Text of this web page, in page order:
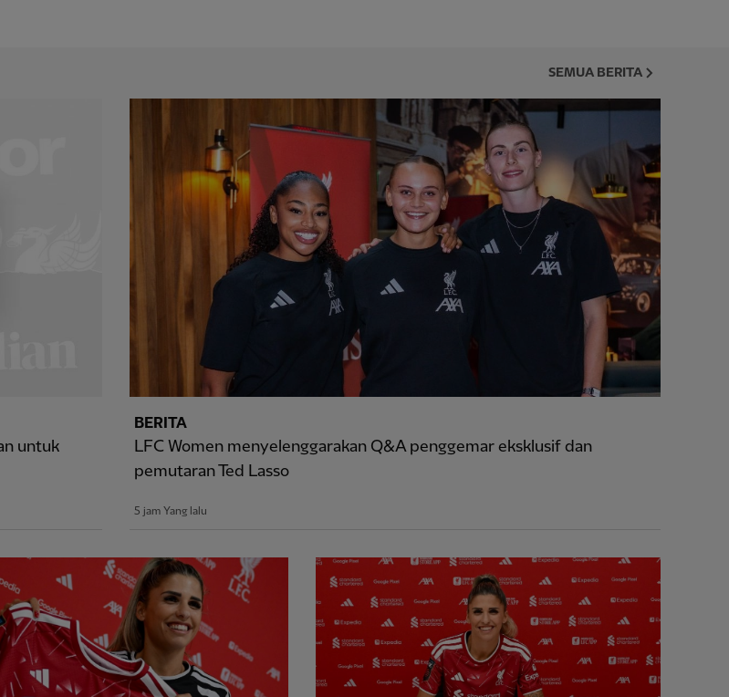
SEMUA BERITA
untuk
BERITA
LFC Women menyelenggarakan Q&A penggemar eksklusif dan
pemutaran Ted Lasso
5 jam Yang lalu